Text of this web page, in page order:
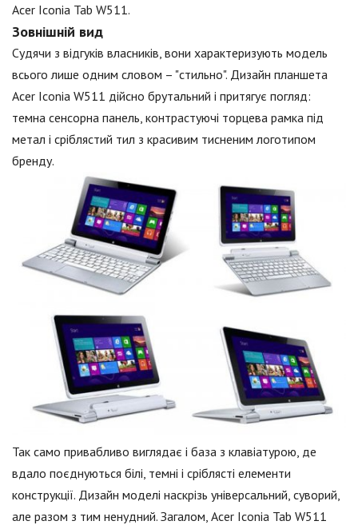
Acer Iconia Tab W511.
Зовнішній вид
Судячи з відгуків власників, вони характеризують модель
всього лише одним словом – "стильно". Дизайн планшета
Acer Iconia W511 дійсно брутальний і притягує погляд:
темна сенсорна панель, контрастуючі торцева рамка під
метал і сріблястий тил з красивим тисненим логотипом
бренду.
Так само привабливо виглядає і база з клавіатурою, де
вдало поєднуються білі, темні і сріблясті елементи
конструкції. Дизайн моделі наскрізь універсальний, суворий,
але разом з тим ненудний. Загалом, Acer Iconia Tab W511